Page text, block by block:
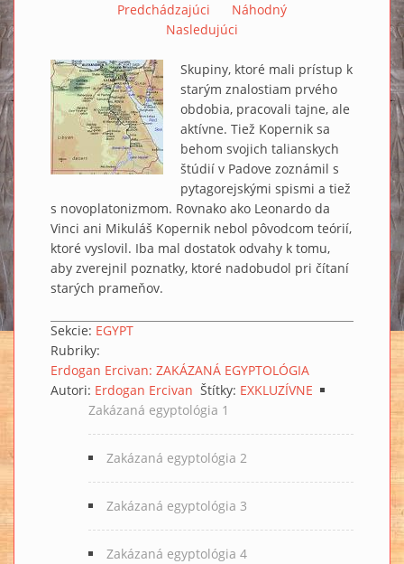
Predchádzajúci
Náhodný
Nasledujúci
Skupiny, ktoré mali prístup k
starým znalostiam prvého
obdobia, pracovali tajne, ale
aktívne. Tiež Kopernik sa
behom svojich talianskych
štúdií v Padove zoznámil s
pytagorejskými spismi a tiež
s novoplatonizmom. Rovnako ako Leonardo da
Vinci ani Mikuláš Kopernik nebol pôvodcom teórií,
ktoré vyslovil. Iba mal dostatok odvahy k tomu,
aby zverejnil poznatky, ktoré nadobudol pri čítaní
starých prameňov.
Sekcie: EGYPT
Rubriky:
Erdogan Ercivan: ZAKÁZANÁ EGYPTOLÓGIA
Autori: Erdogan Ercivan Štítky: EXKLUZÍVNE
Zakázaná egyptológia 1
Zakázaná egyptológia 2
Zakázaná egyptológia 3
Zakázaná egyptológia 4